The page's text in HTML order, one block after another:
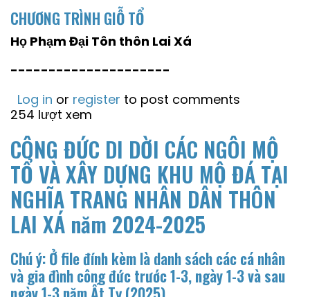
CHƯƠNG TRÌNH GIỖ TỔ
Họ Phạm Đại Tôn thôn Lai Xá
---------------------
Log in or register to post comments
254 lượt xem
CÔNG ĐỨC DI DỜI CÁC NGÔI MỘ
TỔ VÀ XÂY DỰNG KHU MỘ ĐÁ TẠI
NGHĨA TRANG NHÂN DÂN THÔN
LAI XÁ năm 2024-2025
Chú ý: Ở file đính kèm là danh sách các cá nhân
và gia đình công đức trước 1-3, ngày 1-3 và sau